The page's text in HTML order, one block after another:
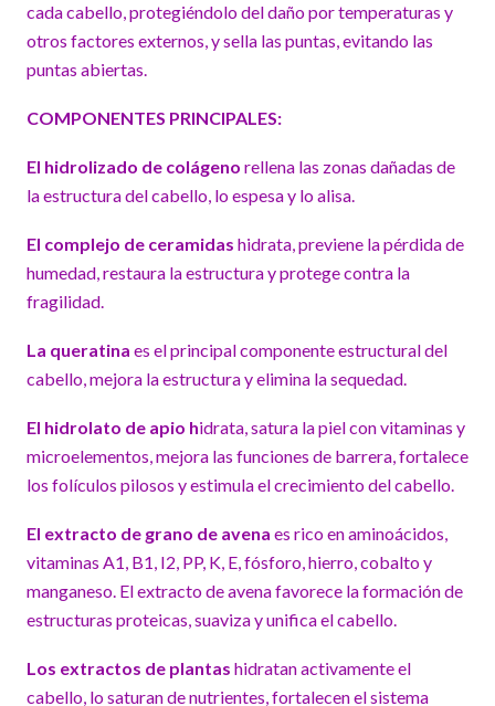
cada cabello, protegiéndolo del daño por temperaturas y
otros factores externos, y sella las puntas, evitando las
puntas abiertas.
COMPONENTES PRINCIPALES:
El hidrolizado de colágeno rellena las zonas dañadas de
la estructura del cabello, lo espesa y lo alisa.
El complejo de ceramidas hidrata, previene la pérdida de
humedad, restaura la estructura y protege contra la
fragilidad.
La queratina es el principal componente estructural del
cabello, mejora la estructura y elimina la sequedad.
El hidrolato de apio hidrata, satura la piel con vitaminas y
microelementos, mejora las funciones de barrera, fortalece
los folículos pilosos y estimula el crecimiento del cabello.
El extracto de grano de avena es rico en aminoácidos,
vitaminas A1, B1, I2, PP, K, E, fósforo, hierro, cobalto y
manganeso. El extracto de avena favorece la formación de
estructuras proteicas, suaviza y unifica el cabello.
Los extractos de plantas hidratan activamente el
cabello, lo saturan de nutrientes, fortalecen el sistema